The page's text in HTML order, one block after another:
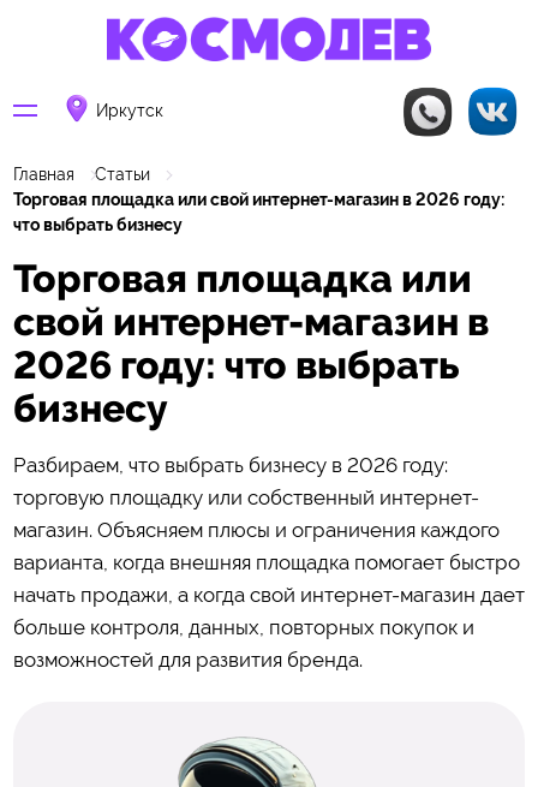
Иркутск
Главная
Статьи
Торговая площадка или свой интернет-магазин в 2026 году:
что выбрать бизнесу
Торговая площадка или
свой интернет-магазин в
2026 году: что выбрать
бизнесу
Разбираем, что выбрать бизнесу в 2026 году:
торговую площадку или собственный интернет-
магазин. Объясняем плюсы и ограничения каждого
варианта, когда внешняя площадка помогает быстро
начать продажи, а когда свой интернет-магазин дает
больше контроля, данных, повторных покупок и
возможностей для развития бренда.